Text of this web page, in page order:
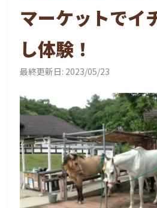
マーケットでイ
し体験！
最終更新日: 2023/05/23